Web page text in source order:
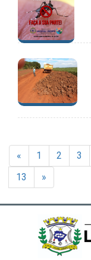
« 1 2 3
13
»